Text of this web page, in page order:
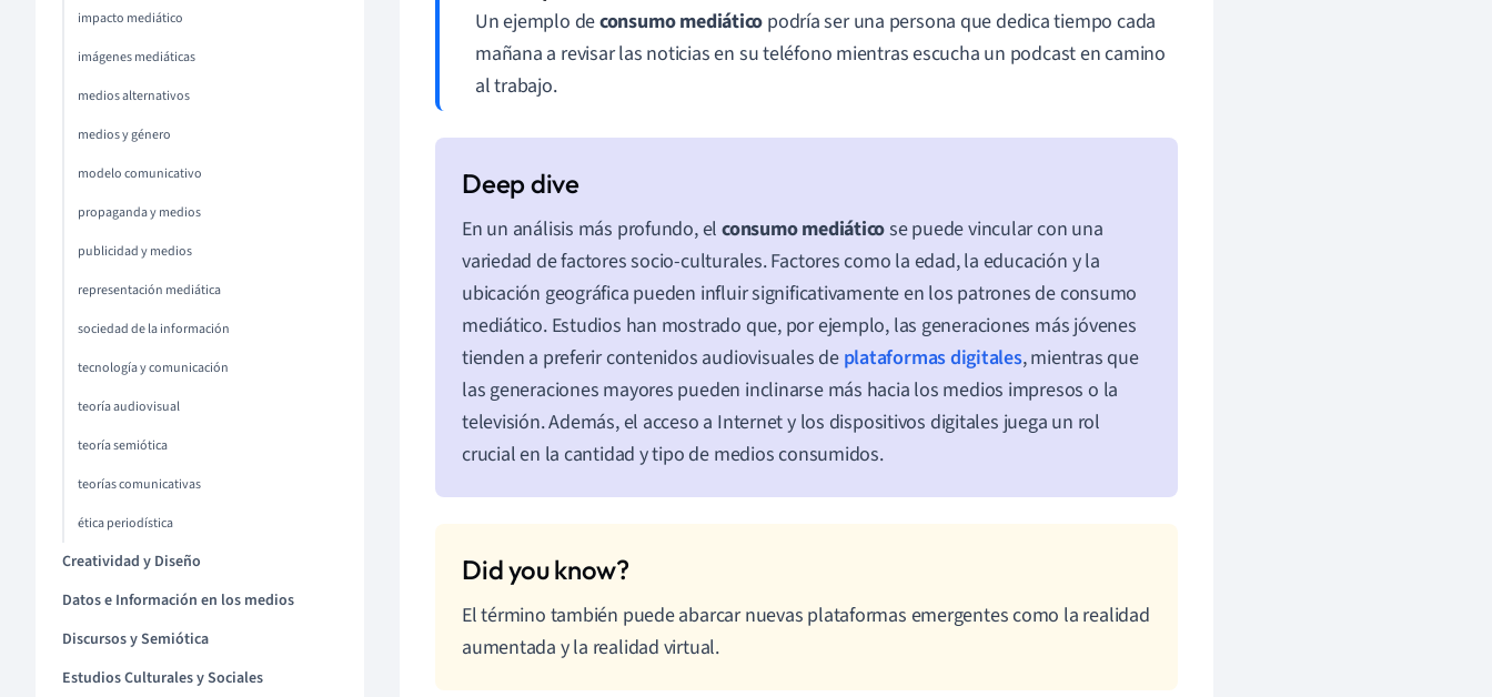
impacto mediático
imágenes mediáticas
medios alternativos
medios y género
modelo comunicativo
propaganda y medios
publicidad y medios
representación mediática
sociedad de la información
tecnología y comunicación
teoría audiovisual
teoría semiótica
teorías comunicativas
ética periodística
Creatividad y Diseño
Datos e Información en los medios
Discursos y Semiótica
Estudios Culturales y Sociales
Un ejemplo deconsumo mediático podría ser una persona que dedica tiempo cada
mañana a revisar las noticias en su teléfono mientras escucha un podcast en camino
al trabajo.
En un análisis más profundo, el consumo mediáticose puede vincular con una
variedad de factores socio-culturales. Factores como la edad, la educación y la
ubicación geográfica pueden influir significativamente en los patrones de consumo
mediático. Estudios han mostrado que, por ejemplo, las generaciones más jóvenes
tienden a preferir contenidos audiovisuales de plataformas digitales, mientras que
las generaciones mayores pueden inclinarse más hacia los medios impresos o la
televisión. Además, el acceso a Internet y los dispositivos digitales juega un rol
crucial en la cantidad y tipo de medios consumidos.
El término también puede abarcar nuevas plataformas emergentes como la realidad
aumentada y la realidad virtual.